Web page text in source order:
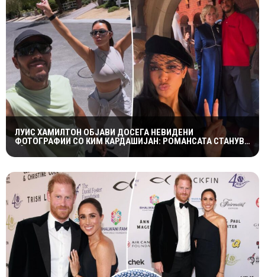
ЛУИС ХАМИЛТОН ОБЈАВИ ДОСЕГА НЕВИДЕНИ
ФОТОГРАФИИ СО КИМ КАРДАШИЈАН: РОМАНСАТА СТАНУВА
СÈ ПОСЕРИОЗНА